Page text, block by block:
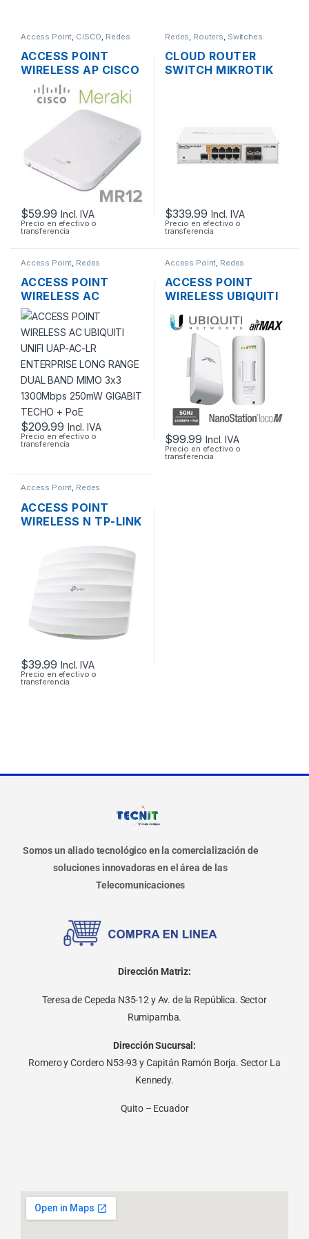
Access Point, CISCO, Redes
ACCESS POINT
WIRELESS AP CISCO
MERAKI MR12 CLOUD
MANAGED AP
2.4GHZ SOPORTE
POE OUTDOOR
$59.99 Incl. IVA
Precio en efectivo o
transferencia
Redes, Routers, Switches
CLOUD ROUTER
SWITCH MIKROTIK
+ 4 PUERTOS SFP,
RACKEABLE
$339.99 Incl. IVA
Precio en efectivo o
transferencia
Access Point Redes
ACCESS POINT
WIRELESS AC
UBIQUITI UNIFI UAP-
AC-LR ENTERPRISE
LONG RANGE DUAL
BAND MIMO 3×3
1300MBPS 250MW
GIGABIT TECHO +
POE
$209.99 Incl. IVA
Precio en efectivo o
transferencia
Access Point Redes
ACCESS POINT
WIRELESS UBIQUITI
LOCOM5 AIRMAX
5GHZ 13DBI MIMO
200MW 150MBPS +
POE OUTDOOR
$99.99 Incl. IVA
Precio en efectivo o
transferencia
Access Point, Redes
ACCESS POINT
WIRELESS N TP-LINK
ANTENAS INT.
300MBPS SOPORTA
$39.99 Incl. IVA
Precio en efectivo o
transferencia
Somos un aliado tecnológico en la comercialización de
soluciones innovadoras en el área de las
Telecomunicaciones
Dirección Matriz:
Teresa de Cepeda N35-12 y Av. de la República. Sector
Rumipamba.
Dirección Sucursal:
Romero y Cordero N53-93 y Capitán Ramón Borja. Sector La
Kennedy.
Quito – Ecuador